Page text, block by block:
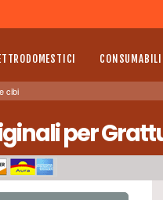
CONSUMABILI
cibi
per